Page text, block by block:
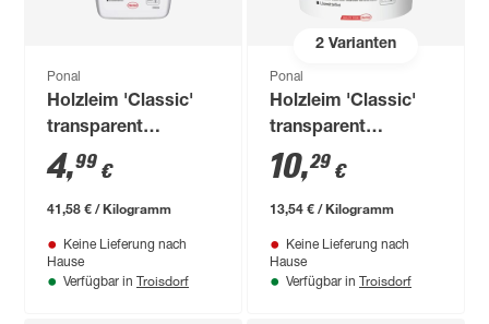
Ponal
Holzleim 'Classic'
transparent
trocknend 120 g
4,99 €
41,58 € / Kilogramm
Keine Lieferung nach
Hause
Verfügbar in Troisdorf
2Varianten
Ponal
Holzleim 'Classic'
transparent
trocknend 760 g
10,29 €
13,54 € / Kilogramm
Keine Lieferung nach
Hause
Verfügbar in Troisdorf